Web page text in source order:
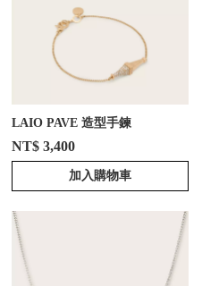
LAIO PAVE 造型手鍊
NT$ 3,400
加入購物車